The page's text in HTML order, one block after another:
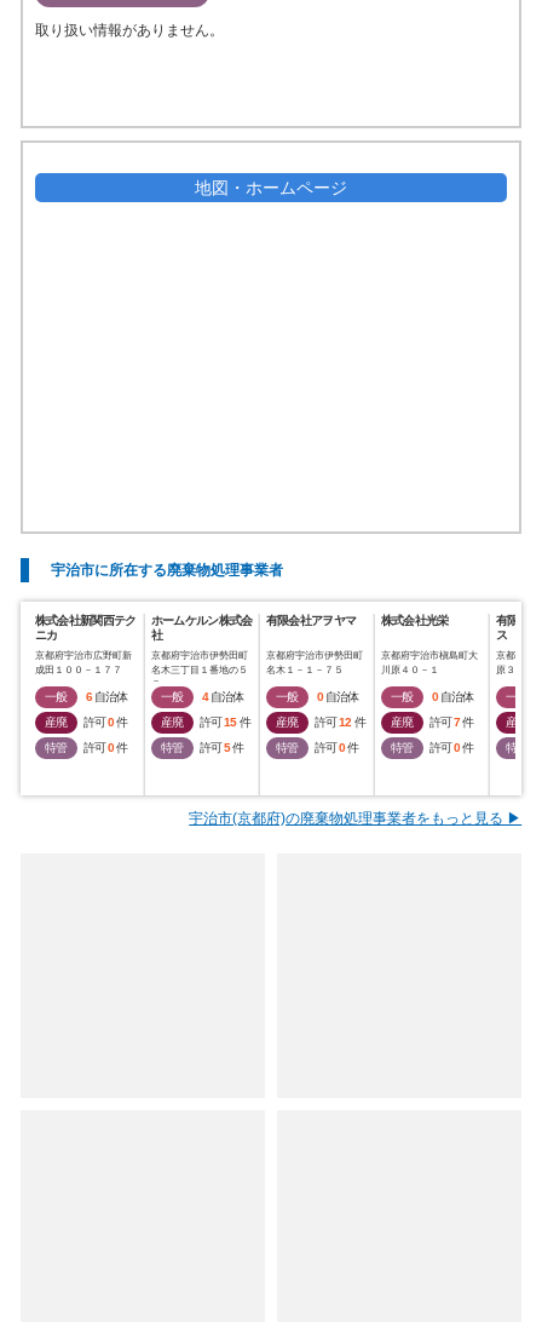
取り扱い情報がありません。
地図・ホームページ
宇治市に所在する廃棄物処理事業者
株式会社新関西テク
ニカ
京都府宇治市広野町新
成田１００－１７７
一般 6 自治体
産廃
許可0件
特管
許可0件
ホームケルン株式会
社
京都府宇治市伊勢田町
名木三丁目１番地の５
７
一般 4 自治体
産廃
許可15 件
特管
許可5件
有限会社アヲヤマ
京都府宇治市伊勢田町
名木１－１－７５
一般 0 自治体
産廃
許可12 件
特管
許可0件
株式会社光栄
京都府宇治市槇島町大
川原４０－１
一般 0 自治体
産廃
許可7件
特管
許可0件
有限会
ス
京都府宇
原３１
一般
産廃
特管
宇治市(京都府)の廃棄物処理事業者をもっと見る ▶